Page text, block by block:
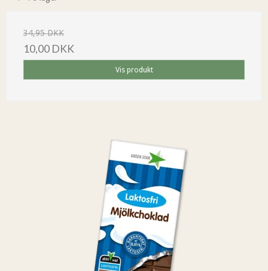
34,95 DKK
10,00 DKK
Vis produkt